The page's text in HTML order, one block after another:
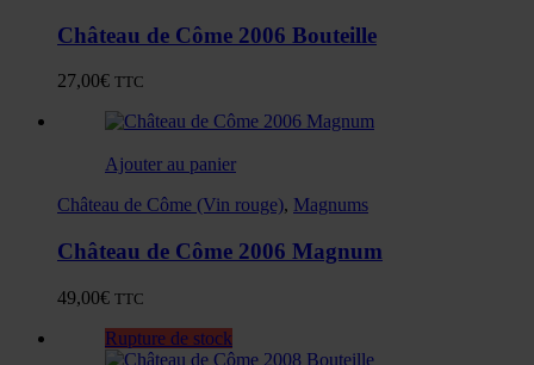
Château de Côme 2006 Bouteille
27,00€ TTC
Ajouter au panier
Château de Côme (Vin rouge), Magnums
Château de Côme 2006 Magnum
49,00€ TTC
Rupture de stock